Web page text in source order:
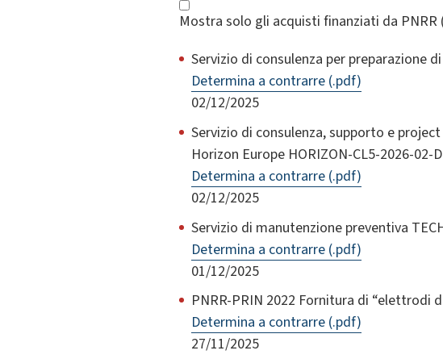
Mostra solo gli acquisti finanziati da PNRR
Servizio di consulenza per preparazione
Determina a contrarre (.pdf)
02/12/2025
Servizio di consulenza, supporto e
Horizon Europe HORIZON-CL5-2026-02-
Determina a contrarre (.pdf)
02/12/2025
Servizio di manutenzione preventiva
Determina a contrarre (.pdf)
01/12/2025
PNRR-PRIN 2022 Fornitura di “elettrodi
Determina a contrarre (.pdf)
27/11/2025